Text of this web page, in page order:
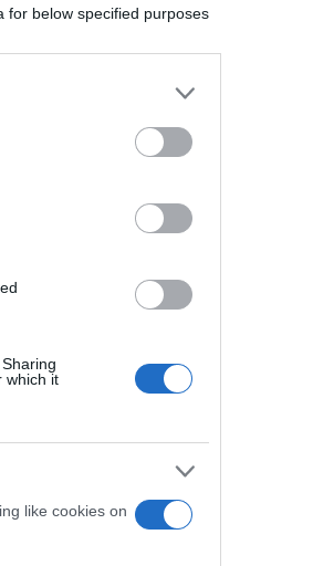
for below specified purposes
which it
like cookies on